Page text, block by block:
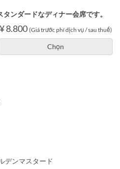
ンダードなディナー会席です。
¥ 8.800 (Giá trước phí dịch vụ / sau thuế)
Chọn
ンマスタード